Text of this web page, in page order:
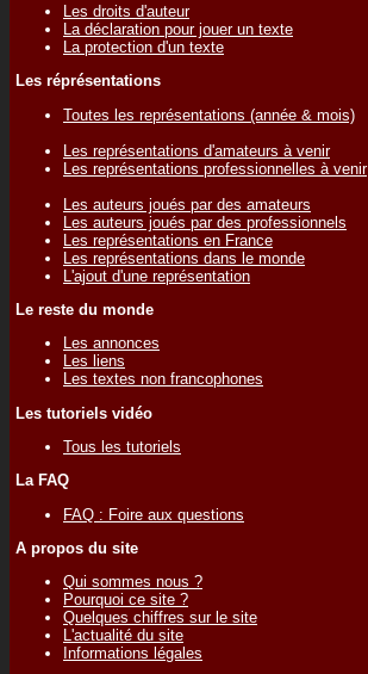
Les droits d'auteur
La déclaration pour jouer un texte
La protection d'un texte
Les réprésentations
Toutes les représentations (année & mois)
Les représentations d'amateurs à venir
Les représentations professionnelles à venir
Les auteurs joués par des amateurs
Les auteurs joués par des professionnels
Les représentations en France
Les représentations dans le monde
L'ajout d'une représentation
Le reste du monde
Les annonces
Les liens
Les textes non francophones
Les tutoriels vidéo
Tous les tutoriels
La FAQ
FAQ : Foire aux questions
A propos du site
Qui sommes nous ?
Pourquoi ce site ?
Quelques chiffres sur le site
L'actualité du site
Informations légales